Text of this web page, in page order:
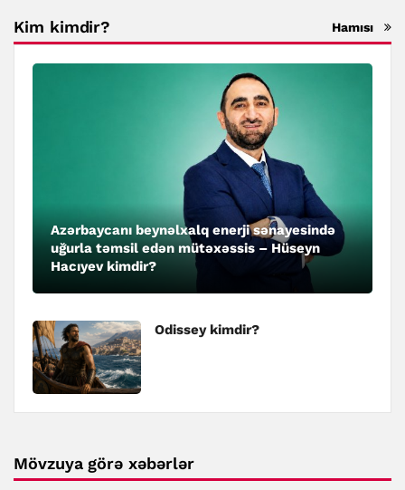
Kim kimdir? Hamısı
Azərbaycanı beynəlxalq enerji sənayesində
uğurla təmsil edən mütəxəssis – Hüseyn
Hacıyev kimdir?
Odissey kimdir?
Mövzuya görə xəbərlər